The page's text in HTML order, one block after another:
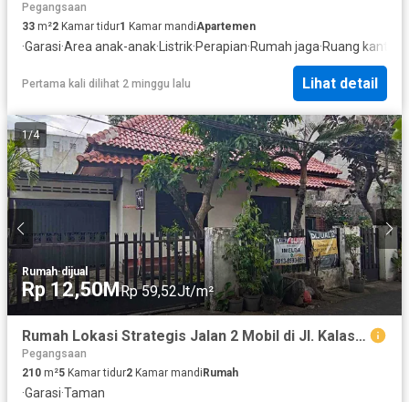
Pegangsaan
33 m²2 Kamar tidur1 Kamar mandiApartemen
·Garasi·Area anak-anak· Listrik·Perapian·Rumah jaga·Ruang kantor
Pertama kali dilihat 2 minggu lalu Lihat detail
1/4
Rumah·dijual
Rp 12,50MRp 59,52Jt/m²
Rumah Lokasi Strategis Jalan 2 Mobil di Jl. Kalasan, Pegangsaan, Menteng
Pegangsaan
210 m²5 Kamar tidur2 Kamar mandiRumah
·Garasi·Taman